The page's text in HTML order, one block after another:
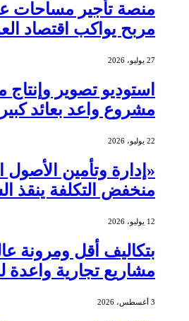
منصة تأجير مساحات
مربح يواكب اقتصاد
27 يوليو، 2026
استوديو تصوير
مشروع واعد بعائد كبير
22 يوليو، 2026
«إدارة وتأمين
منخفض التكلفة ينقذ
12 يوليو، 2026
مشاريع تجارية واعدة
3 أغسطس، 2026